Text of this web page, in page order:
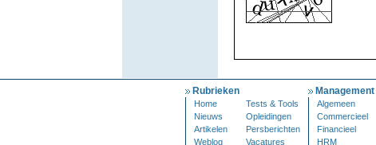
Rubrieken
Home
Tests & Tools
Nieuws
Opleidingen
Artikelen
Persberichten
Weblog
Vacatures
Management
Algemeen
Commercieel
Financieel
HRM